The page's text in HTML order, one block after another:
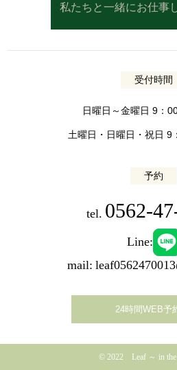
私たちと一緒にお仕事
受付時間
日曜日～金曜日 9：
土曜日・日曜日・祝日 9
予約
tel. 0562-
Line:
mail:
24時間WEB予
© 2022 Leaf ～ in the